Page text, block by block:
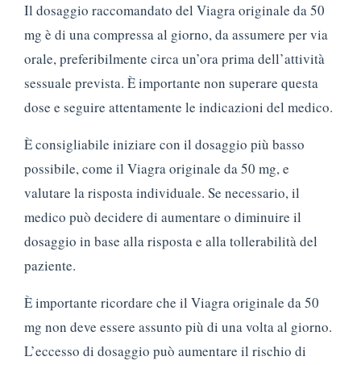
Il dosaggio raccomandato del Viagra originale da 50
mg è di una compressa al giorno, da assumere per via
orale, preferibilmente circa un’ora prima dell’attività
sessuale prevista. È importante non superare questa
dose e seguire attentamente le indicazioni del medico.
È consigliabile iniziare con il dosaggio più basso
possibile, come il Viagra originale da 50 mg, e
valutare la risposta individuale. Se necessario, il
medico può decidere di aumentare o diminuire il
dosaggio in base alla risposta e alla tollerabilità del
paziente.
È importante ricordare che il Viagra originale da 50
mg non deve essere assunto più di una volta al giorno.
L’eccesso di dosaggio può aumentare il rischio di